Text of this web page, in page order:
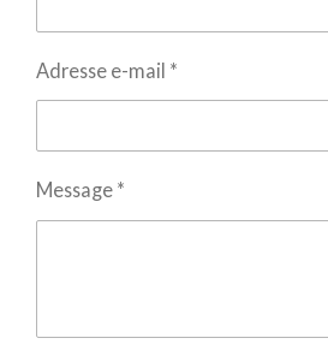
Adresse e-mail *
Message *